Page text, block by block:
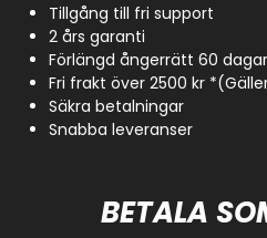
Tillgång till fri support
2 års garanti
Förlängd ångerrätt 60 dagar
Fri frakt över 2500 kr
Säkra betalningar
Snabba leveranser
BETALA